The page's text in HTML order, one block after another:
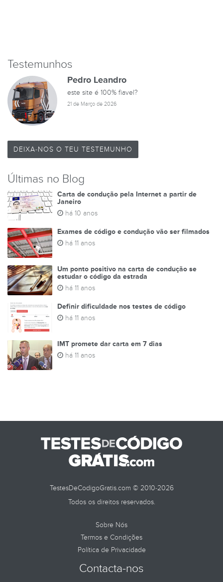
Testemunhos
Pedro Leandro
este site é 100% fiavel?
21 de Março de 2026
DEIXA-NOS O TEU TESTEMUNHO
Últimas no Blog
Carta de condução pela Internet a partir de
Janeiro
há 10 anos
Exames de código e condução vão ser filmados
há 11 anos
Um ponto positivo na carta de condução se
estudar o código da estrada
há 11 anos
Definir dificuldade nos testes de código
há 11 anos
IMT promete dar carta em 7 dias
há 11 anos
TestesDeCodigoGratis.com © 2010-2026
Todos os direitos reservados.
Sobre Nós
Termos e Condições
Política de Privacidade
Contacta-nos